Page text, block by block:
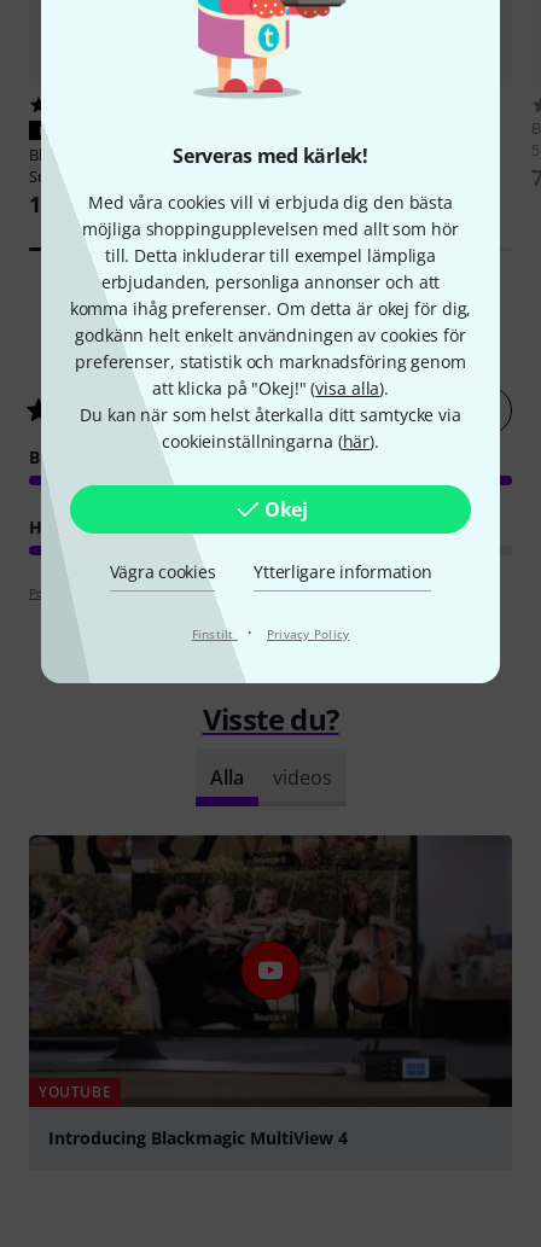
Serveras med kärlek!
Med våra cookies vill vi erbjuda dig den bästa
möjliga shoppingupplevelsen med allt som hör
till. Detta inkluderar till exempel lämpliga
erbjudanden, personliga annonser och att
komma ihåg preferenser. Om detta är okej för dig,
godkänn helt enkelt användningen av cookies för
preferenser, statistik och marknadsföring genom
att klicka på "Okej!" (visa alla).
Du kan när som helst återkalla ditt samtycke via
cookieinställningarna (här).
Okej
Vägra cookies Ytterligare information
Finstilt · Privacy Policy
PASSAR GARANTERAT
Blackmagic Design
Teranex Mini
Smart Panel
1 099 kr
Rack Shelf
4Kundbetyg
4.8 / 5 Betygsätt nu
BILD/LJUD
HANTVERKSKVALITET
Poängpolicy
Visste du?
Alla videos
YOUTUBE
Introducing Blackmagic MultiView 4